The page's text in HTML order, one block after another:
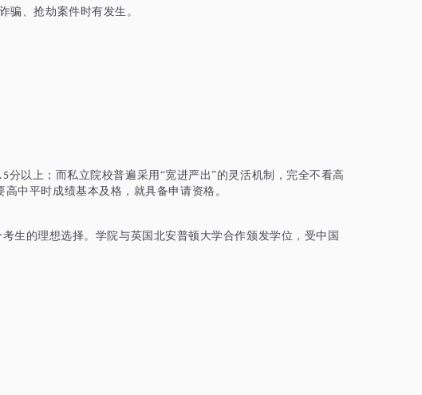
骗、抢劫案件时有发生。
分以上；而私立院校普遍采用“宽进严出”的灵活机制，完全不看高
中平时成绩基本及格，就具备申请资格。
生的理想选择。学院与英国北安普顿大学合作颁发学位，受中国